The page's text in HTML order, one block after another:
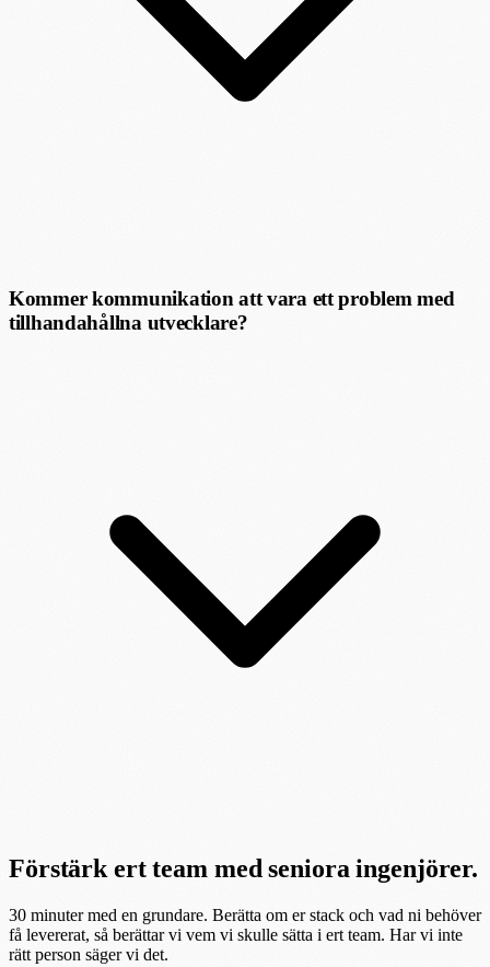
Kommer kommunikation att vara ett problem med
tillhandahållna utvecklare?
Förstärk ert team med seniora ingenjörer.
30 minuter med en grundare. Berätta om er stack och vad ni behöver
få levererat, så berättar vi vem vi skulle sätta i ert team. Har vi inte
rätt person säger vi det.